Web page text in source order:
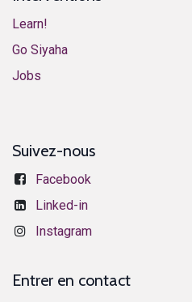
Learn!
​​​​​​G​o ​S​i​y​aha​
​​​​​​J​o​bs​​
Suivez-nous
Facebook
​​​​​​​​​L​i​n​k​e​d​-​i​n
Instagram
Entrer en contact